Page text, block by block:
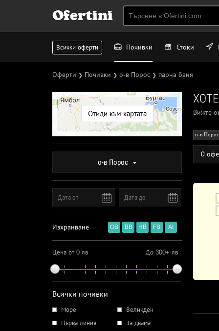
Ofertini
Всички оферти Почивки Стоки
Оферти ❯ Почивки ❯ о-в Порос ❯ парна баня
Отиди към картата
о-в Порос
Изхранване OB BB HB FB AI
Цена от 0 лв До 300+ лв
Всички почивки
Море
Великден
Първа линия
За двама
Вижте
о-в Порос
0